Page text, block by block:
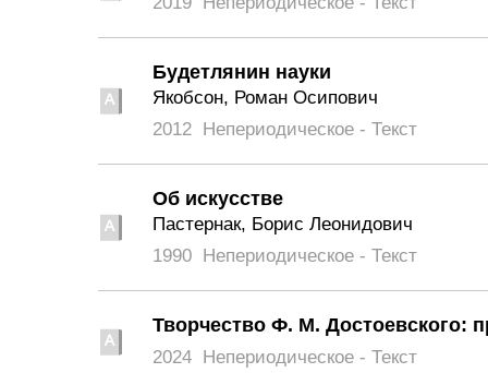
Будетлянин науки
Якобсон, Роман Осипович
2012 Непериодическое - Текст
Об искусстве
Пастернак, Борис Леонидович
1990 Непериодическое - Текст
Творчество Ф. М. Достоевского:
2024 Непериодическое - Текст